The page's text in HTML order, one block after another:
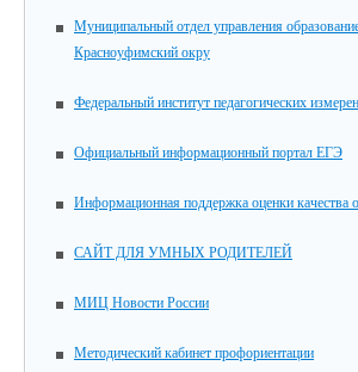
Муниципальный отдел управления
Красноуфимский окру
Федеральный институт педагогических
Официальный информационный портал ЕГЭ
Информационная поддержка оценки качества
САЙТ ДЛЯ УМНЫХ РОДИТЕЛЕЙ
МИЦ Новости России
Методический кабинет профориентации